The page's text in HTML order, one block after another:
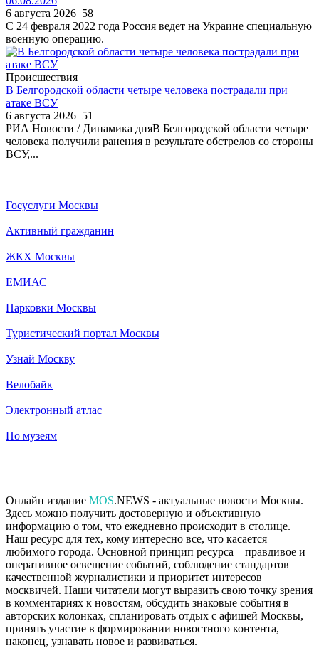
6 августа 2026 58
С 24 февраля 2022 года Россия ведет на Украине специальную
военную операцию.
Происшествия
В Белгородской области четыре человека пострадали при
атаке ВСУ
6 августа 2026 51
РИА Новости / Динамика дняВ Белгородской области четыре
человека получили ранения в результате обстрелов со стороны
ВСУ,...
Госуслуги Москвы
Активный гражданин
ЖКХ Москвы
ЕМИАС
Парковки Москвы
Туристический портал Москвы
Узнай Москву
Велобайк
Электронный атлас
По музеям
Онлайн издание MOS.NEWS - актуальные новости Москвы.
Здесь можно получить достоверную и объективную
информацию о том, что ежедневно происходит в столице.
Наш ресурс для тех, кому интересно все, что касается
любимого города. Основной принцип ресурса – правдивое и
оперативное освещение событий, соблюдение стандартов
качественной журналистики и приоритет интересов
москвичей. Наши читатели могут выразить свою точку зрения
в комментариях к новостям, обсудить знаковые события в
авторских колонках, спланировать отдых с афишей Москвы,
принять участие в формировании новостного контента,
наконец, узнавать новое и развиваться.